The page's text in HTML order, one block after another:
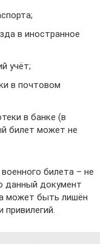
в иностранное
учёт;
в почтовом
в банке (в
билет может не
билета – не
данный документ
может быть лишён